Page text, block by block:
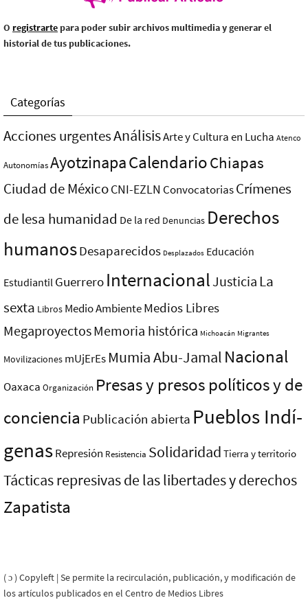
O registrarte para poder subir archivos multimedia y generar el
historial de tus publicaciones.
Categorías
Acciones urgentesAnálisisArte y Cultura en Lucha Atenco
AutonomíasAyotzinapaCalendarioChiapas
Ciudad de MéxicoCNI-EZLN ConvocatoriasCrímenes
de lesa humanidad De la red Denuncias Derechos
humanosDesaparecidos Desplazados Educación
Estudiantil Guerrero InternacionalJusticia La
sexta Libros Medio AmbienteMedios Libres
MegaproyectosMemoria histórica Michoacán Migrantes
Movilizaciones mUjErEs Mumia Abu-Jamal Nacional
Oaxaca Organización Presas y presos polí­ticos y de
conciencia Publicación abierta Pueblos Indí­
genasRepresión Resistencia Solidaridad Tierra y territorio
Tácticas represivas de las libertades y derechos
Zapatista
( ɔ ) Copyleft | Se permite la recirculación, publicación, y modificación de
los artículos publicados en el Centro de Medios Libres